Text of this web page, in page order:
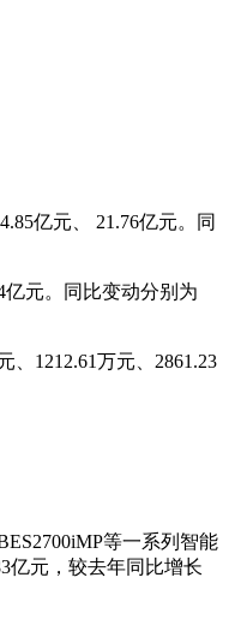
亿元、 21.76亿元。同
亿元。同比变动分别为
、1212.61万元、2861.23
等一系列智能
亿元，较去年同比增长